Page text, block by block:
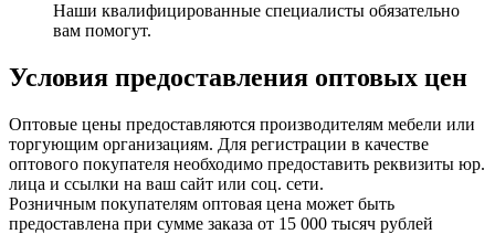
Наши квалифицированные специалисты обязательно
вам помогут.
Условия предоставления оптовых цен
Оптовые цены предоставляются производителям мебели или
торгующим организациям. Для регистрации в качестве
оптового покупателя необходимо предоставить реквизиты юр.
лица и ссылки на ваш сайт или соц. сети.
Розничным покупателям оптовая цена может быть
предоставлена при сумме заказа от 15 000 тысяч рублей